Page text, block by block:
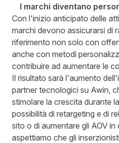
I marchi diventano
Con l'inizio anticipato delle
marchi devono assicurarsi di
riferimento non solo con
anche con metodi
contribuire ad aumentare le
Il risultato sarà l'aumento
partner tecnologici su Awin,
stimolare la crescita durante
possibilità di retargeting e di
sito o di aumentare gli AOV
aspettiamo che gli